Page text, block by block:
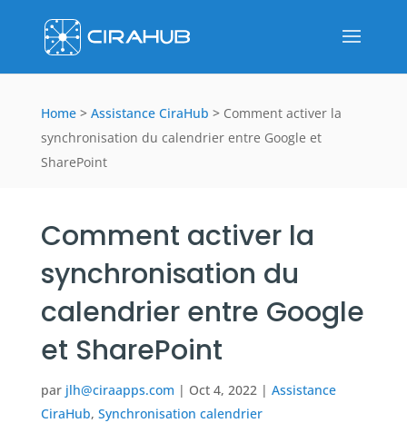
Home > Assistance CiraHub > Comment activer la
synchronisation du calendrier entre Google et
SharePoint
Comment activer la
synchronisation du
calendrier entre Google
et SharePoint
par jlh@ciraapps.com | Oct 4, 2022| Assistance
CiraHub, Synchronisation calendrier